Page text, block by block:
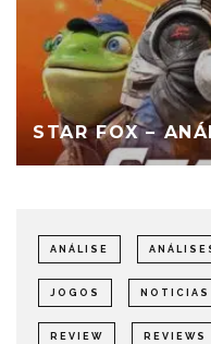
STAR FOX –
ANÁLISE
JOGOS NOTICIAS
REVIEW REVIEWS